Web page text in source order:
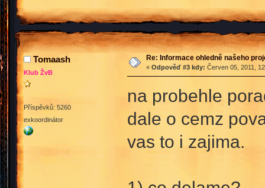
Tomaash
Klub ŽvB
Příspěvků: 5260
exkoordinátor
Re: Informace ohledně našeho
« Odpověď #3 kdy: Červen 05, 2011,
na probehle
dale o cemz
vas to i zajima.